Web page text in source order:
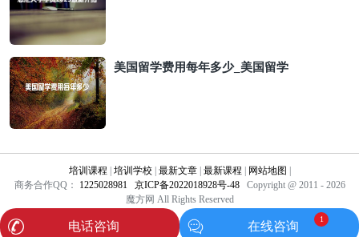
美国留学费用每年多少_美国留学
培训课程 培训学校| 最新文章| 最新课程 网站地图
商务合作QQ：
1225028981 京ICP备2022018928号-48Copyright @ 2011 - 2026
魔方网 All Rights Reserved
电话咨询 在线咨询
1